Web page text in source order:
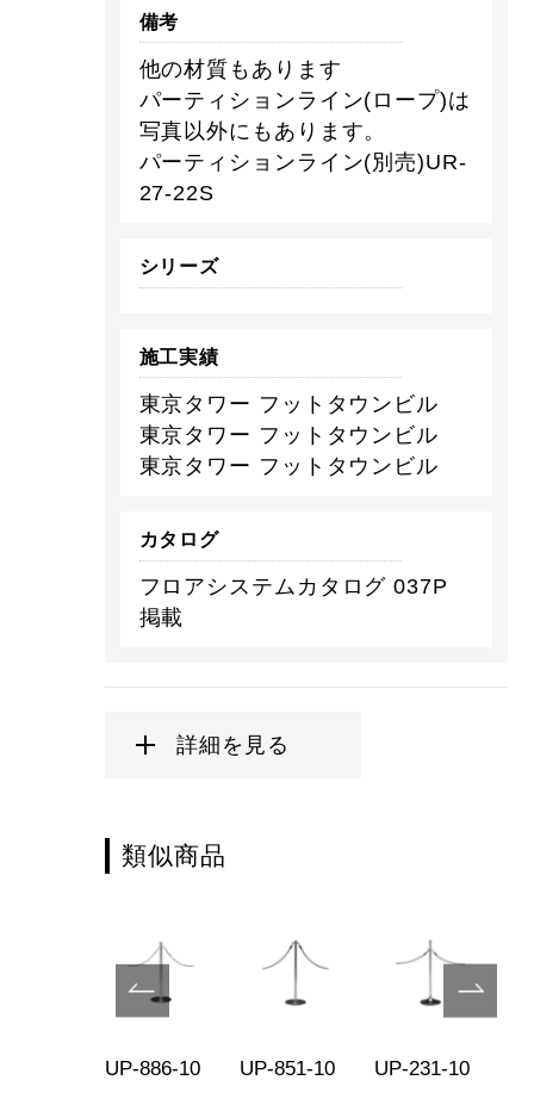
備考
他の材質もあります
パーティションライン(ロープ)は
写真以外にもあります。
パーティションライン(別売)UR-
27-22S
シリーズ
施工実績
東京タワー フットタウンビル
東京タワー フットタウンビル
東京タワー フットタウンビル
カタログ
フロアシステムカタログ 037P
掲載
詳細を見る
類似商品
UP-886-10 UP-851-10 UP-231-10